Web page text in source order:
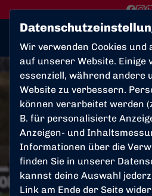
Wir verwenden Cookies und
auf unserer Website. Einige
essenziell, während andere
Website zu verbessern.
können verarbeitet werden
B. für personalisierte
Anzeigen- und
Informationen über die
finden Sie in unserer
kannst deine Auswahl
Link am Ende der Seite